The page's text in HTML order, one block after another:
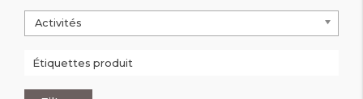
Activités